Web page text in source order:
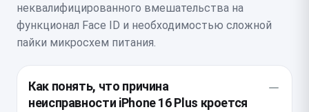
неквалифицированного вмешательства на
функционал Face ID и необходимостью сложной
пайки микросхем питания.
Как понять, что причина
неисправности iPhone 16 Plus кроется